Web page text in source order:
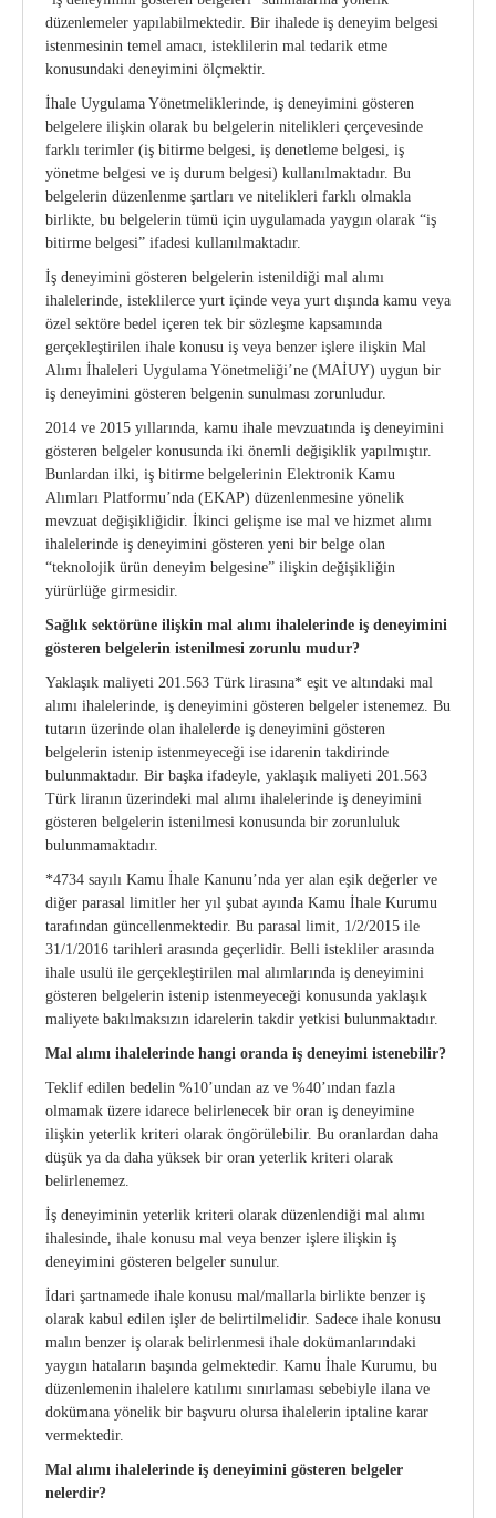
düzenlemeler yapılabilmektedir. Bir ihalede iş deneyim belgesi
istenmesinin temel amacı, isteklilerin mal tedarik etme
konusundaki deneyimini ölçmektir.
İhale Uygulama Yönetmeliklerinde, iş deneyimini gösteren
belgelere ilişkin olarak bu belgelerin nitelikleri çerçevesinde
farklı terimler (iş bitirme belgesi, iş denetleme belgesi, iş
yönetme belgesi ve iş durum belgesi) kullanılmaktadır. Bu
belgelerin düzenlenme şartları ve nitelikleri farklı olmakla
birlikte, bu belgelerin tümü için uygulamada yaygın olarak “iş
bitirme belgesi” ifadesi kullanılmaktadır.
İş deneyimini gösteren belgelerin istenildiği mal alımı
ihalelerinde, isteklilerce yurt içinde veya yurt dışında kamu veya
özel sektöre bedel içeren tek bir sözleşme kapsamında
gerçekleştirilen ihale konusu iş veya benzer işlere ilişkin Mal
Alımı İhaleleri Uygulama Yönetmeliği’ne (MAİUY) uygun bir
iş deneyimini gösteren belgenin sunulması zorunludur.
2014 ve 2015 yıllarında, kamu ihale mevzuatında iş deneyimini
gösteren belgeler konusunda iki önemli değişiklik yapılmıştır.
Bunlardan ilki, iş bitirme belgelerinin Elektronik Kamu
Alımları Platformu’nda (EKAP) düzenlenmesine yönelik
mevzuat değişikliğidir. İkinci gelişme ise mal ve hizmet alımı
ihalelerinde iş deneyimini gösteren yeni bir belge olan
“teknolojik ürün deneyim belgesine” ilişkin değişikliğin
yürürlüğe girmesidir.
Sağlık sektörüne ilişkin mal alımı ihalelerinde iş deneyimini
gösteren belgelerin istenilmesi zorunlu mudur?
Yaklaşık maliyeti 201.563 Türk lirasına* eşit ve altındaki mal
alımı ihalelerinde, iş deneyimini gösteren belgeler istenemez. Bu
tutarın üzerinde olan ihalelerde iş deneyimini gösteren
belgelerin istenip istenmeyeceği ise idarenin takdirinde
bulunmaktadır. Bir başka ifadeyle, yaklaşık maliyeti 201.563
Türk liranın üzerindeki mal alımı ihalelerinde iş deneyimini
gösteren belgelerin istenilmesi konusunda bir zorunluluk
bulunmamaktadır.
*4734 sayılı Kamu İhale Kanunu’nda yer alan eşik değerler ve
diğer parasal limitler her yıl şubat ayında Kamu İhale Kurumu
tarafından güncellenmektedir. Bu parasal limit, 1/2/2015 ile
31/1/2016 tarihleri arasında geçerlidir. Belli istekliler arasında
ihale usulü ile gerçekleştirilen mal alımlarında iş deneyimini
gösteren belgelerin istenip istenmeyeceği konusunda yaklaşık
maliyete bakılmaksızın idarelerin takdir yetkisi bulunmaktadır.
Mal alımı ihalelerinde hangi oranda iş deneyimi istenebilir?
Teklif edilen bedelin %10’undan az ve %40’ından fazla
olmamak üzere idarece belirlenecek bir oran iş deneyimine
ilişkin yeterlik kriteri olarak öngörülebilir. Bu oranlardan daha
düşük ya da daha yüksek bir oran yeterlik kriteri olarak
belirlenemez.
İş deneyiminin yeterlik kriteri olarak düzenlendiği mal alımı
ihalesinde, ihale konusu mal veya benzer işlere ilişkin iş
deneyimini gösteren belgeler sunulur.
İdari şartnamede ihale konusu mal/mallarla birlikte benzer iş
olarak kabul edilen işler de belirtilmelidir. Sadece ihale konusu
malın benzer iş olarak belirlenmesi ihale dokümanlarındaki
yaygın hataların başında gelmektedir. Kamu İhale Kurumu, bu
düzenlemenin ihalelere katılımı sınırlaması sebebiyle ilana ve
dokümana yönelik bir başvuru olursa ihalelerin iptaline karar
vermektedir.
Mal alımı ihalelerinde iş deneyimini gösteren belgeler
nelerdir?
Kurumsal Kimlik Kılavuzu
CE Yönetmeliği
Onaylanmış Kuruluşlar Hakkında Yönetmelik
4703 Sayılı Kanun
Tıbbi Cihaz Direktifleri
Yeni AB Tıbbi Cihaz Regülasyonunun Getireceği
Sektörel Meslek Standartları
Tıbbi Cihazlarda Teknik Servis Mezvuatları